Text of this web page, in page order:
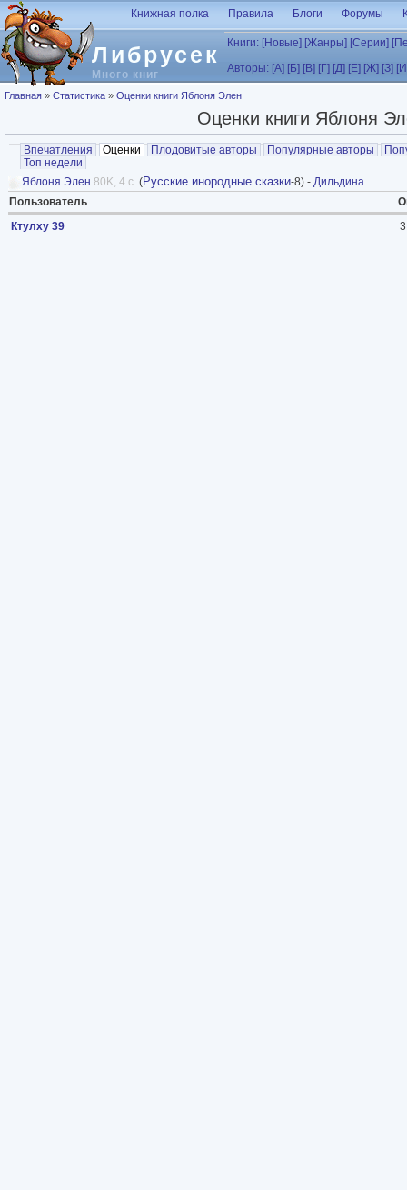
Перейти к основному содержанию
Либрусек
Много книг
Книжная полка Правила Блоги Форумы
Книги: [Новые] [Жанры] [Серии]
Авторы: [А] [Б] [В] [Г] [Д] [Е] [Ж] [З]
Вы здесь
Главная » Статистика » Оценки книги Яблоня Элен
Оценки книги Яблоня
Главные вкладки
Впечатления Оценки (активная вкладка)
Плодовитые авторы Популярные авторы
Топ недели
Яблоня Элен 80K, 4 с. (Русские инородные сказки-8) - Дильдина
Пользователь
Ктулху 39
3